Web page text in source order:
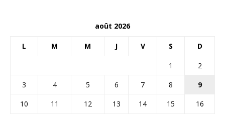
août 2026
L M M J V S D
1
2
3
4 5 6 7 8
9
10
11 12 13 14 15
16